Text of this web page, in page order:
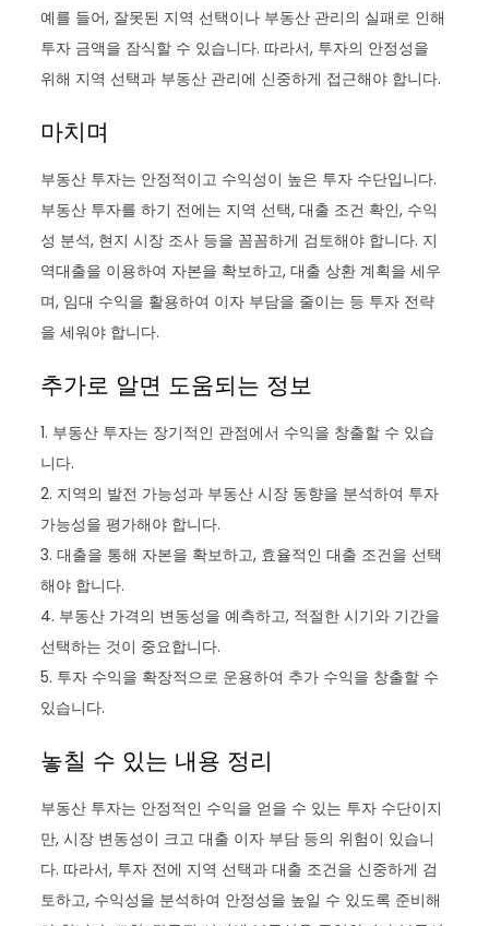
예를 들어, 잘못된 지역 선택이나 부동산 관리의 실패로 인해
투자 금액을 잠식할 수 있습니다. 따라서, 투자의 안정성을
위해 지역 선택과 부동산 관리에 신중하게 접근해야 합니다.
마치며
부동산 투자는 안정적이고 수익성이 높은 투자 수단입니다.
부동산 투자를 하기 전에는 지역 선택, 대출 조건 확인, 수익
성 분석, 현지 시장 조사 등을 꼼꼼하게 검토해야 합니다. 지
역대출을 이용하여 자본을 확보하고, 대출 상환 계획을 세우
며, 임대 수익을 활용하여 이자 부담을 줄이는 등 투자 전략
을 세워야 합니다.
추가로 알면 도움되는 정보
1. 부동산 투자는 장기적인 관점에서 수익을 창출할 수 있습
니다.
2. 지역의 발전 가능성과 부동산 시장 동향을 분석하여 투자
가능성을 평가해야 합니다.
3. 대출을 통해 자본을 확보하고, 효율적인 대출 조건을 선택
해야 합니다.
4. 부동산 가격의 변동성을 예측하고, 적절한 시기와 기간을
선택하는 것이 중요합니다.
5. 투자 수익을 확장적으로 운용하여 추가 수익을 창출할 수
있습니다.
놓칠 수 있는 내용 정리
부동산 투자는 안정적인 수익을 얻을 수 있는 투자 수단이지
만, 시장 변동성이 크고 대출 이자 부담 등의 위험이 있습니
다. 따라서, 투자 전에 지역 선택과 대출 조건을 신중하게 검
토하고, 수익성을 분석하여 안정성을 높일 수 있도록 준비해